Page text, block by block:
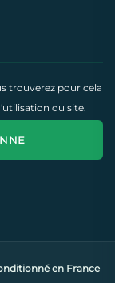
trouverez pour cela
du site.
en France